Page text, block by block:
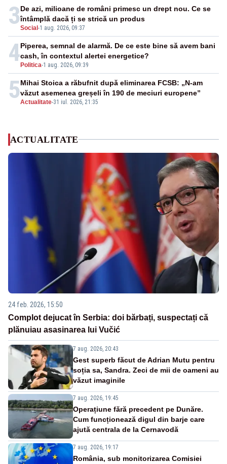
3Social-1 aug. 2026, 09:37
De azi, milioane de români primesc un drept nou. Ce se
întâmplă dacă ți se strică un produs
4Politica-1 aug. 2026, 09:39
Piperea, semnal de alarmă. De ce este bine să avem bani
cash, în contextul alertei energetice?
5Actualitate-31 iul. 2026, 21:35
Mihai Stoica a răbufnit după eliminarea FCSB: „N-am
văzut asemenea greșeli în 190 de meciuri europene”
ACTUALITATE
24 feb. 2026, 15:50
Complot dejucat în Serbia: doi bărbați, suspectați că
plănuiau asasinarea lui Vučić
7 aug. 2026, 20:43
Gest superb făcut de Adrian Mutu pentru
soția sa, Sandra. Zeci de mii de oameni au
văzut imaginile
7 aug. 2026, 19:45
Operațiune fără precedent pe Dunăre.
Cum funcționează digul din barje care
ajută centrala de la Cernavodă
7 aug. 2026, 19:17
România, sub monitorizarea Comisiei